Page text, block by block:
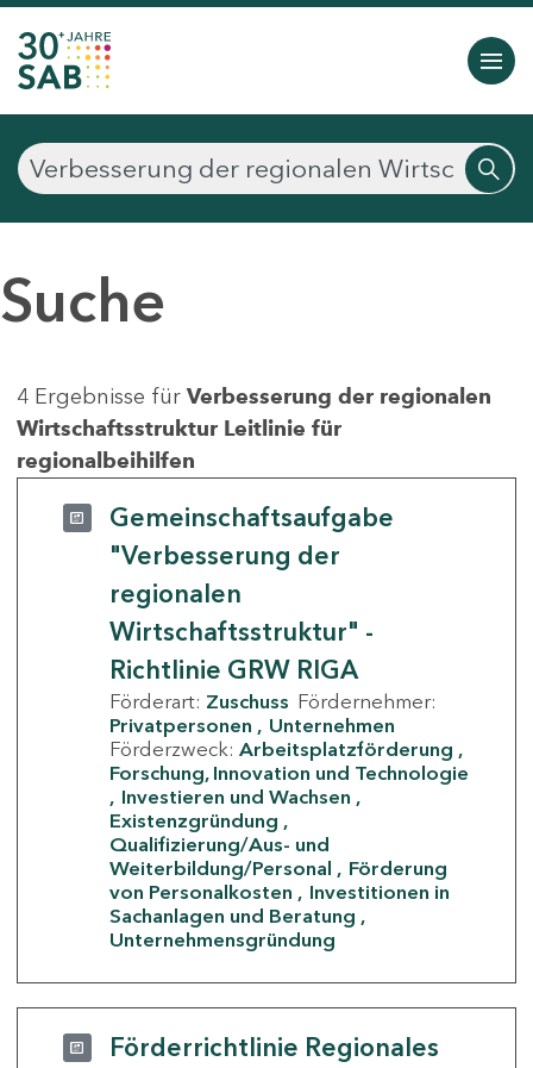
Suche
4 Ergebnisse für Verbesserung der regionalen
Wirtschaftsstruktur Leitlinie für
regionalbeihilfen
Gemeinschaftsaufgabe
"Verbesserung der
regionalen
Wirtschaftsstruktur" -
Richtlinie GRW RIGA
Förderart: Zuschuss Fördernehmer:
Privatpersonen
Unternehmen
Förderzweck: Arbeitsplatzförderung
Forschung, Innovation und Technologie
Investieren und Wachsen
Existenzgründung
Qualifizierung/Aus- und
Weiterbildung/Personal
Förderung
von Personalkosten
Investitionen in
Sachanlagen und Beratung
Unternehmensgründung
Förderrichtlinie Regionales